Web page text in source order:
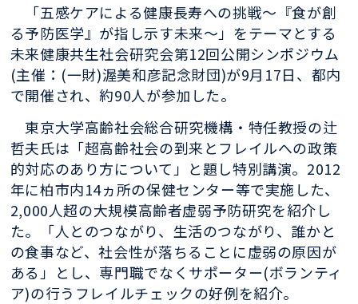
「五感ケアによる健康長寿への挑戦～『食が創
る予防医学』が指し示す未来～」をテーマとする
未来健康共生社会研究会第12回公開シンポジウム
(主催：(一財)渥美和彦記念財団)が9月17日、都内
で開催され、約90人が参加した。
東京大学高齢社会総合研究機構・特任教授の辻
哲夫氏は「超高齢社会の到来とフレイルへの政策
的対応のあり方について」と題し特別講演。2012
年に柏市内14ヵ所の保健センター等で実施した、
2,000人超の大規模高齢者虚弱予防研究を紹介し
た。「人とのつながり、生活のつながり、誰かと
の食事など、社会性が落ちることに虚弱の原因が
ある」とし、専門職でなくサポーター(ボランティ
ア)の行うフレイルチェックの好例を紹介。